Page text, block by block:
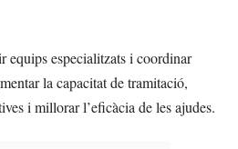
equips especialitzats i coordinar
la capacitat de tramitació,
i millorar l’eficàcia de les ajudes.